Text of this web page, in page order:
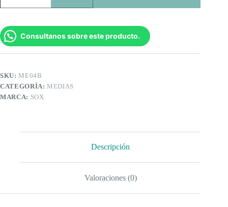
Compresión
cantidadConsultanos sobre este producto.
SKU:ME04B
CATEGORÍA:MEDIAS
MARCA: SOX
Descripción
Valoraciones (0)